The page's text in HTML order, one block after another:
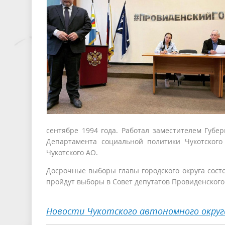
сентябре 1994 года. Работал заместителем
Департамента социальной политики
Чукотского АО.
Досрочные выборы главы городского округа
пройдут выборы в Совет депутатов Провиденского
Новости Чукотского автономного